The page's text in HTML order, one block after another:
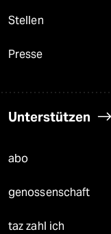
Stellen
Presse
Unterstützen
abo
genossenschaft
taz zahl ich